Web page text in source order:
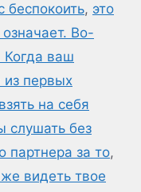
беспокоить, это
Во-
Когда ваш
из первых
на себя
слушать без
партнера за то,
видеть твое